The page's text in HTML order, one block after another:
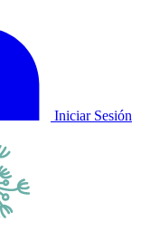
Iniciar Sesión